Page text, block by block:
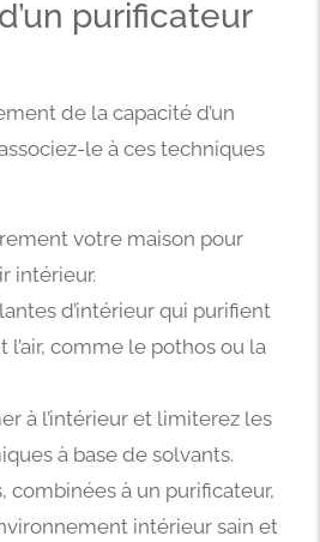
purificateur
de la capacité d’un
le à ces techniques
votre maison pour
intérieur.
d’intérieur qui purifient
comme le pothos ou la
à l’intérieur et limiterez les
à base de solvants.
combinées à un purificateur,
intérieur sain et